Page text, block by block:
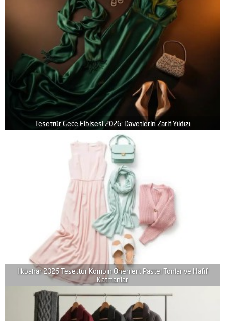
Tesettür Gece Elbisesi 2026: Davetlerin Zarif Yıldızı
İlkbahar 2026 Tesettür Kombin Önerileri: Pastel Tonlar ve Hafif
Katmanlar